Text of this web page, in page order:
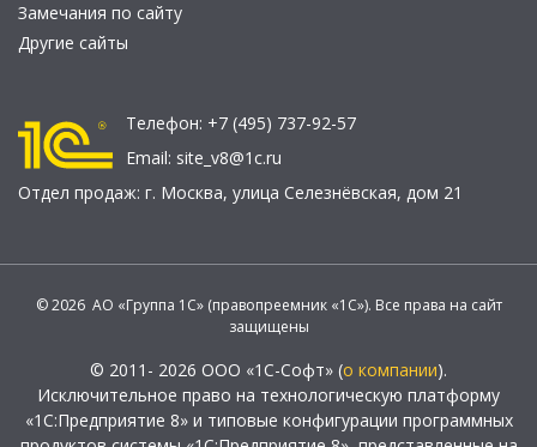
Замечания по сайту
Другие сайты
Телефон: +7 (495) 737-92-57
Email: site_v8@1c.ru
Отдел продаж: г. Москва, улица Селезнёвская, дом 21
© 2026 АО «Группа 1С» (правопреемник «1С»). Все права на сайт
защищены
© 2011- 2026 ООО «1С-Софт» (о компании).
Исключительное право на технологическую платформу
«1С:Предприятие 8» и типовые конфигурации программных